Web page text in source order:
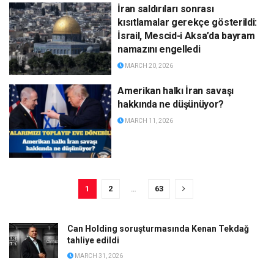
İran saldırıları sonrası
kısıtlamalar gerekçe gösterildi:
İsrail, Mescid-i Aksa’da bayram
namazını engelledi
MARCH 20, 2026
Amerikan halkı İran savaşı
hakkında ne düşünüyor?
MARCH 11, 2026
1 2 63
Can Holding soruşturmasında Kenan Tekdağ
tahliye edildi
MARCH 31, 2026